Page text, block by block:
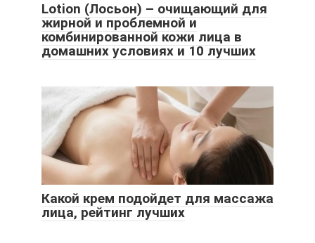
Lotion (Лосьон) – очищающий для
жирной и проблемной и
комбинированной кожи лица в
домашних условиях и 10 лучших
Какой крем подойдет для массажа
лица, рейтинг лучших